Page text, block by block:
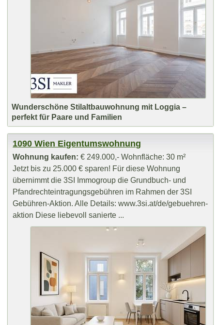
Wunderschöne Stilaltbauwohnung mit Loggia –
perfekt für Paare und Familien
1090 Wien Eigentumswohnung
Wohnung kaufen: € 249.000,- Wohnfläche: 30 m²
Jetzt bis zu 25.000 € sparen! Für diese Wohnung
übernimmt die 3SI Immogroup die Grundbuch- und
Pfandrechteintragungsgebühren im Rahmen der 3SI
Gebühren-Aktion. Alle Details: www.3si.at/de/gebuehren-
aktion Diese liebevoll sanierte ...